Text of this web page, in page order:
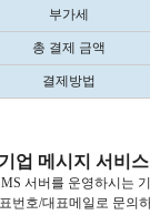
부가세
총 결제 금액
결제방법
기업 메시지 서비스
서버를 운영하시는
번호/대표메일로 문의